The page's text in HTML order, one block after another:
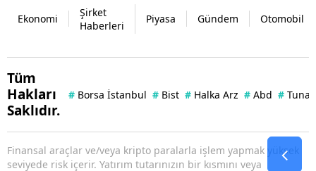
Ekonomi
Şirket
Haberleri
Piyasa Gündem Otomobil
Tüm
Hakları
Saklıdır.
# Borsa İstanbul # Bist # Halka Arz # Abd # Tuna
Finansal araçlar ve/veya kripto paralarla işlem yapmak yüksek
seviyede risk içerir. Yatırım tutarınızın bir kısmını veya